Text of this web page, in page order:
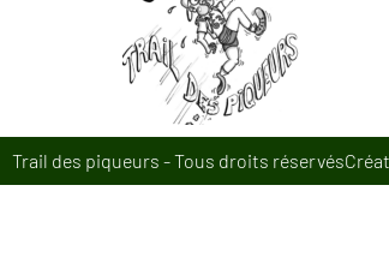
Trail des piqueurs - Tous droits réservés